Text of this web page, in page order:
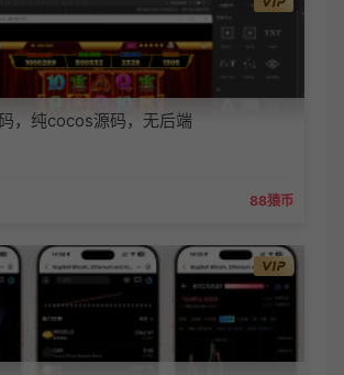
，纯cocos源码，无后端
88猿币